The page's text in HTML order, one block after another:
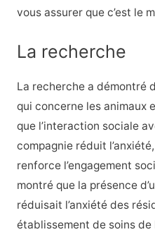
vous assurer que c’est le
La recherche
La recherche a démontré
qui concerne les animaux
que l’interaction sociale
compagnie réduit
renforce l’engagement
montré que la présence
réduisait l’anxiété des
établissement de soins